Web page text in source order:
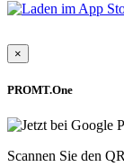
×
PROMT.One
Scannen Sie den